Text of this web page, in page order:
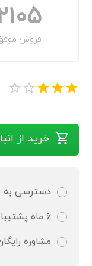
فروش
خرید از
دسترسی به
۶ ماه پشتیبانی کاملا رایگان و تضمین شده
مشاوره